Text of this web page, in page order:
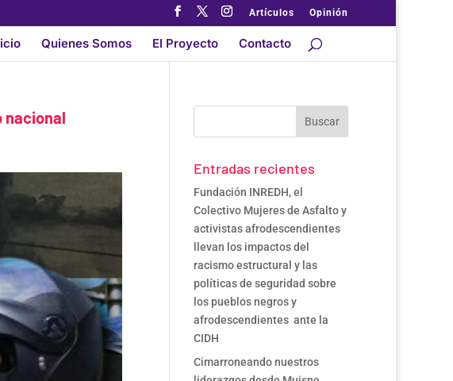
Artículos Opinión
Quienes Somos El Proyecto Contacto
nacional
Entradas recientes
Fundación INREDH, el
Colectivo Mujeres de Asfalto y
activistas afrodescendientes
llevan los impactos del
racismo estructural y las
políticas de seguridad sobre
los pueblos negros y
afrodescendientes ante la
CIDH
Cimarroneando nuestros